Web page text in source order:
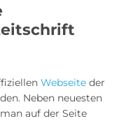
Webseite der
Neben neuesten
auf der Seite